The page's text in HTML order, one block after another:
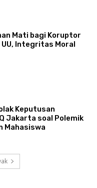
Mati bagi Koruptor
Integritas Moral
Keputusan
Jakarta soal Polemik
Mahasiswa